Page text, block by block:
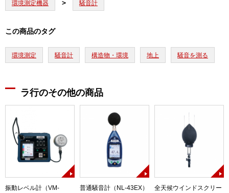
環境測定機器 騒音計
この商品のタグ
環境測定 騒音計 構造物・環境 地上 騒音を測る
ラ行のその他の商品
振動レベル計（VM-
普通騒音計（NL-43EX）
全天候ウインドスクリー